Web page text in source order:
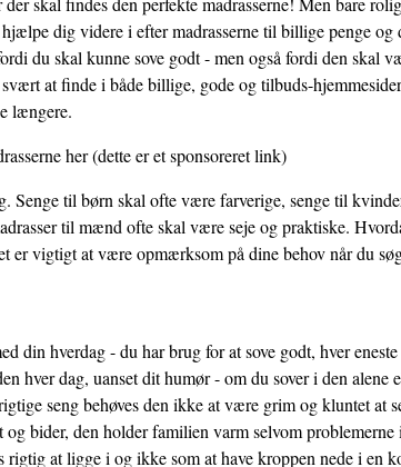
dig videre i efter madrasserne til billige penge
du skal kunne sove godt - men også fordi den skal
at finde i både billige, gode og tilbuds-
længere.
her(dette er et sponsoreret link)
Senge til børn skal ofte være farverige, senge til
til mænd ofte skal være seje og praktiske.
er vigtigt at være opmærksom på dine behov når du
din hverdag - du har brug for at sove godt, hver
hver dag, uanset dit humør - om du sover i den alene
seng behøves den ikke at være grim og kluntet at
og bider, den holder familien varm selvom
rigtig at ligge i og ikke som at have kroppen nede i en